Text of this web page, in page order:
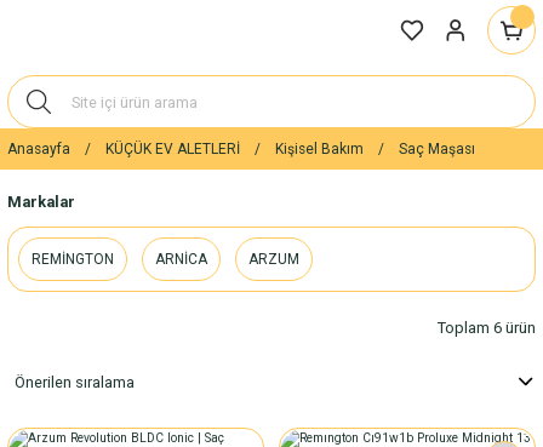
Anasayfa KÜÇÜK EV ALETLERİ Kişisel Bakım Saç Maşası
Markalar
REMİNGTON ARNİCA ARZUM
Toplam 6 ürün